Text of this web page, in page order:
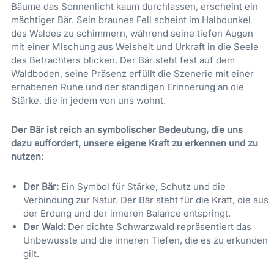
Bäume das Sonnenlicht kaum durchlassen, erscheint ein
mächtiger Bär. Sein braunes Fell scheint im Halbdunkel
des Waldes zu schimmern, während seine tiefen Augen
mit einer Mischung aus Weisheit und Urkraft in die Seele
des Betrachters blicken. Der Bär steht fest auf dem
Waldboden, seine Präsenz erfüllt die Szenerie mit einer
erhabenen Ruhe und der ständigen Erinnerung an die
Stärke, die in jedem von uns wohnt.
Der Bär ist reich an symbolischer Bedeutung, die uns
dazu auffordert, unsere eigene Kraft zu erkennen und zu
nutzen:
Der Bär: Ein Symbol für Stärke, Schutz und die
Verbindung zur Natur. Der Bär steht für die Kraft, die aus
der Erdung und der inneren Balance entspringt.
Der Wald: Der dichte Schwarzwald repräsentiert das
Unbewusste und die inneren Tiefen, die es zu erkunden
gilt.